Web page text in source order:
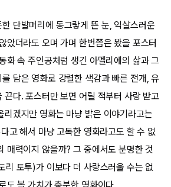
단발머리에 동그랗게 뜬 눈, 익살스러운
았더라도 오며 가며 한번쯤은 봤을 포스터
화 속 주인공처럼 생긴 아멜리에의 삶과 그
담은 영화로 강렬한 색감과 빠른 전개, 유
끈다. 포스터만 보면 어릴 적부터 사랑 받고
리겠지만 영화는 마냥 밝은 이야기라고는
고 해서 마냥 고독한 영화라고도 할 수 없
매력이지 않을까? 그 중에서도 분명한 것
리 토투)가 이보다 더 사랑스러울 수는 없